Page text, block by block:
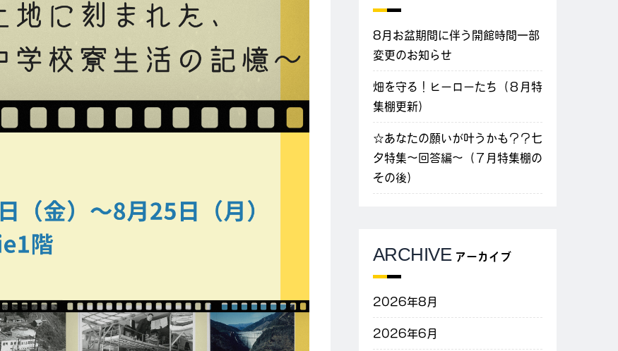
8月お盆期間に伴う開館時間一部
変更のお知らせ
畑を守る！ヒーローたち（８月特
集棚更新）
☆あなたの願いが叶うかも？？七
夕特集～回答編～（７月特集棚の
その後）
ARCHIVE アーカイブ
2026年8月
2026年6月